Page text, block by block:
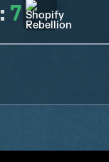
: 7